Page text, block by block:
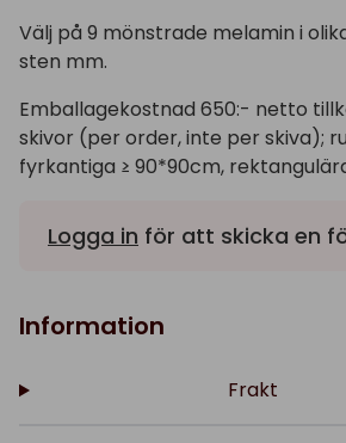
Välj på 9 mönstrade melamin i
sten mm.
Emballagekostnad 650:- netto
skivor (per order, inte per skiva);
fyrkantiga ≥ 90*90cm,
Logga in för att skicka en
Information
Frakt